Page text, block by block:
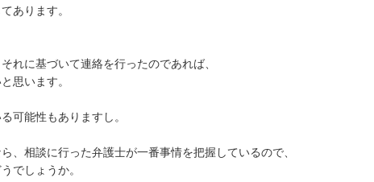
あります。
れに基づいて連絡を行ったのであれば、
思います。
可能性もありますし。
、相談に行った弁護士が一番事情を把握しているので、
でしょうか。